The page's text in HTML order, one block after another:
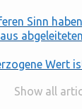
Sinn
Wert
Show all